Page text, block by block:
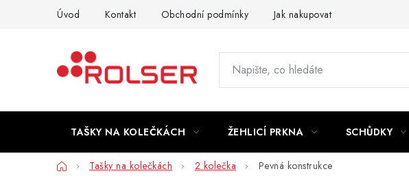
Úvod Kontakt Obchodní podmínky Jak nakupovat
TAŠKY NA KOLEČKÁCH ŽEHLICÍ PRKNA SCHŮDKY
DomůTašky na kolečkách 2 kolečka Pevná konstrukce